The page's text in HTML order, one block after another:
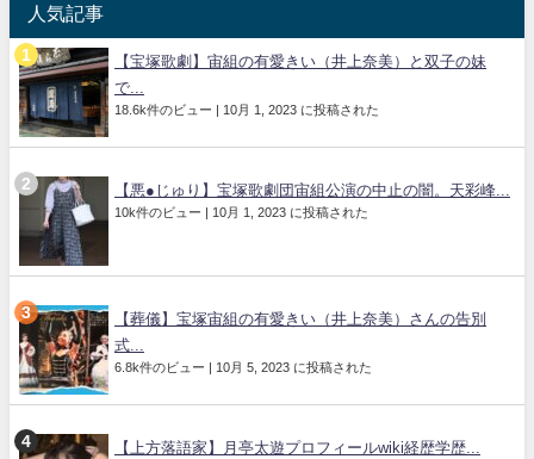
人気記事
【宝塚歌劇】宙組の有愛きい（井上奈美）と双子の妹
で...
18.6k件のビュー | 10月 1, 2023 に投稿された
【悪●じゅり】宝塚歌劇団宙組公演の中止の闇。天彩峰...
10k件のビュー | 10月 1, 2023 に投稿された
【葬儀】宝塚宙組の有愛きい（井上奈美）さんの告別
式...
6.8k件のビュー | 10月 5, 2023 に投稿された
【上方落語家】月亭太遊プロフィールwiki経歴学歴...